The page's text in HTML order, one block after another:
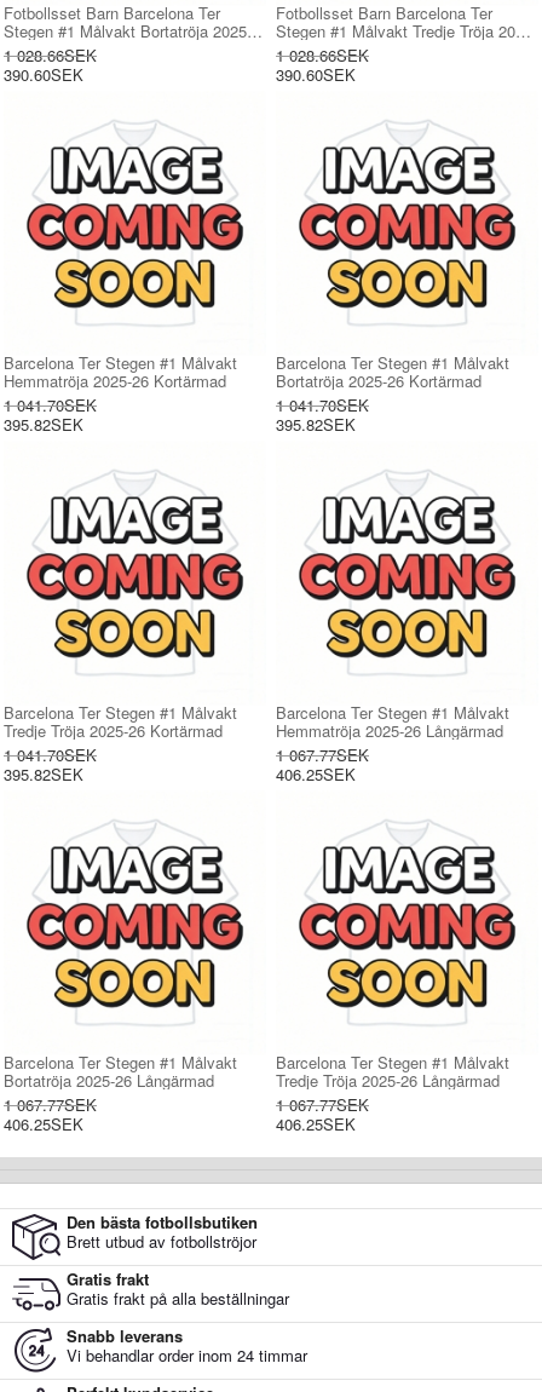
Fotbollsset Barn Barcelona Ter
Stegen #1 Målvakt Bortatröja 2025-
26 Mini-Kit Långärmad (+ korta
byxor)
1 028.66SEK
390.60SEK
Fotbollsset Barn Barcelona Ter
Stegen #1 Målvakt Tredje Tröja 2025-
26 Mini-Kit Långärmad (+ korta
byxor)
1 028.66SEK
390.60SEK
Barcelona Ter Stegen #1 Målvakt
Hemmatröja 2025-26 Kortärmad
1 041.70SEK
395.82SEK
Barcelona Ter Stegen #1 Målvakt
Bortatröja 2025-26 Kortärmad
1 041.70SEK
395.82SEK
Barcelona Ter Stegen #1 Målvakt
Tredje Tröja 2025-26 Kortärmad
1 041.70SEK
395.82SEK
Barcelona Ter Stegen #1 Målvakt
Hemmatröja 2025-26 Långärmad
1 067.77SEK
406.25SEK
Barcelona Ter Stegen #1 Målvakt
Bortatröja 2025-26 Långärmad
1 067.77SEK
406.25SEK
Barcelona Ter Stegen #1 Målvakt
Tredje Tröja 2025-26 Långärmad
1 067.77SEK
406.25SEK
Den bästa fotbollsbutiken
Brett utbud av fotbollströjor
Gratis frakt
Gratis frakt på alla beställningar
Snabb leverans
Vi behandlar order inom 24 timmar